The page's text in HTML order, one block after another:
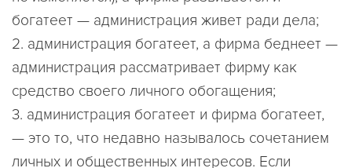
богатеет — администрация живет ради дела;
2. администрация богатеет, а фирма беднеет —
администрация рассматривает фирму как
средство своего личного обогащения;
3. администрация богатеет и фирма богатеет,
— это то, что недавно называлось сочетанием
личных и общественных интересов. Если